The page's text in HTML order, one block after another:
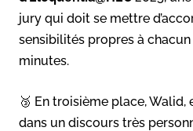
jury qui doit se mettre
sensibilités propres à
minutes.
🥉 En troisième place, Walid,
dans un discours très